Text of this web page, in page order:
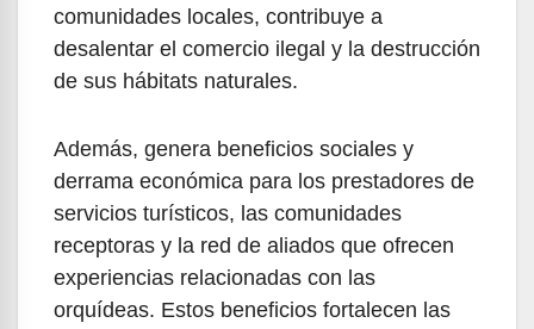
comunidades locales, contribuye a
desalentar el comercio ilegal y la destrucción
de sus hábitats naturales.
Además, genera beneficios sociales y
derrama económica para los prestadores de
servicios turísticos, las comunidades
receptoras y la red de aliados que ofrecen
experiencias relacionadas con las
orquídeas. Estos beneficios fortalecen las